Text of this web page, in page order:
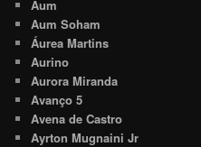
Aum
Aum Soham
Áurea Martins
Aurino
Aurora Miranda
Avanço 5
Avena de Castro
Ayrton Mugnaini Jr